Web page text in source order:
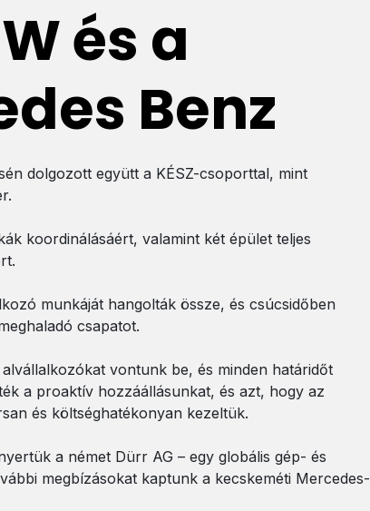
és a
Benz
dolgozott együtt a KÉSZ-csoporttal, mint
koordinálásáért, valamint két épület teljes
munkáját hangolták össze, és csúcsidőben
csapatot.
vontunk be, és minden határidőt
a proaktív hozzáállásunkat, és azt, hogy az
és költséghatékonyan kezeltük.
a német Dürr AG – egy globális gép- és
megbízásokat kaptunk a kecskeméti Mercedes-